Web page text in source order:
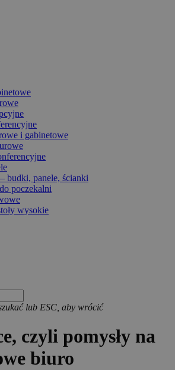
i gabinetowe
budki, panele, ścianki
poczekalni
wysokie
lub ESC, aby wrócić
czyli pomysły na
biuro